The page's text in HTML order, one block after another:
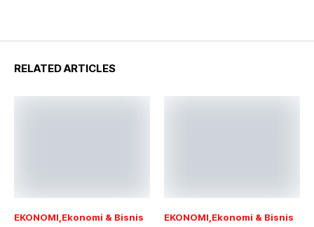
RELATED ARTICLES
EKONOMI Ekonomi & Bisnis EKONOMI Ekonomi & Bisnis